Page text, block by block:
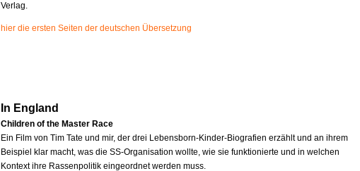
Verlag.
hier die ersten Seiten der deutschen Übersetzung
In England
Children of the Master Race
Ein Film von Tim Tate und mir, der drei Lebensborn-Kinder-Biografien erzählt und an ihrem
Beispiel klar macht, was die SS-Organisation wollte, wie sie funktionierte und in welchen
Kontext ihre Rassenpolitik eingeordnet werden muss.